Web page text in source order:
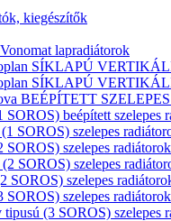
kiegészítők
lapradiátorok
SÍKLAPÚ
SÍKLAPÚ
BEÉPÍTETT SZELEPES
SOROS) beépített szelepes
SOROS) szelepes
SOROS) szelepes radiátorok
SOROS) szelepes
SOROS) szelepes
SOROS) szelepes radiátorok
(3 SOROS) szelepes